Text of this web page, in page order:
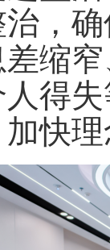
，
缩
得
快